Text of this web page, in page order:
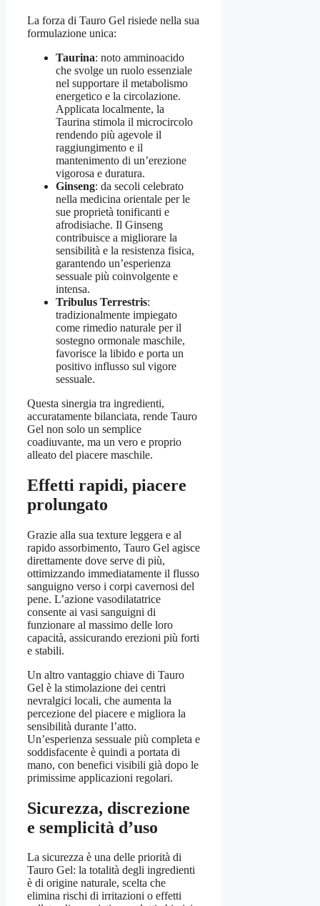
La forza di Tauro Gel risiede nella sua
formulazione unica:
Taurina: noto amminoacido
che svolge un ruolo essenziale
nel supportare il metabolismo
energetico e la circolazione.
Applicata localmente, la
Taurina stimola il microcircolo
rendendo più agevole il
raggiungimento e il
mantenimento di un’erezione
vigorosa e duratura.
Ginseng: da secoli celebrato
nella medicina orientale per le
sue proprietà tonificanti e
afrodisiache. Il Ginseng
contribuisce a migliorare la
sensibilità e la resistenza fisica,
garantendo un’esperienza
sessuale più coinvolgente e
intensa.
Tribulus Terrestris:
tradizionalmente impiegato
come rimedio naturale per il
sostegno ormonale maschile,
favorisce la libido e porta un
positivo influsso sul vigore
sessuale.
Questa sinergia tra ingredienti,
accuratamente bilanciata, rende Tauro
Gel non solo un semplice
coadiuvante, ma un vero e proprio
alleato del piacere maschile.
Effetti rapidi, piacere
prolungato
Grazie alla sua texture leggera e al
rapido assorbimento, Tauro Gel agisce
direttamente dove serve di più,
ottimizzando immediatamente il flusso
sanguigno verso i corpi cavernosi del
pene. L’azione vasodilatatrice
consente ai vasi sanguigni di
funzionare al massimo delle loro
capacità, assicurando erezioni più forti
e stabili.
Un altro vantaggio chiave di Tauro
Gel è la stimolazione dei centri
nevralgici locali, che aumenta la
percezione del piacere e migliora la
sensibilità durante l’atto.
Un’esperienza sessuale più completa e
soddisfacente è quindi a portata di
mano, con benefici visibili già dopo le
primissime applicazioni regolari.
Sicurezza, discrezione
e semplicità d’uso
La sicurezza è una delle priorità di
Tauro Gel: la totalità degli ingredienti
è di origine naturale, scelta che
elimina rischi di irritazioni o effetti